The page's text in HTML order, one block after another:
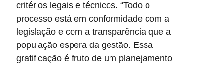
critérios legais e técnicos. “Todo o
processo está em conformidade com a
legislação e com a transparência que a
população espera da gestão. Essa
gratificação é fruto de um planejamento